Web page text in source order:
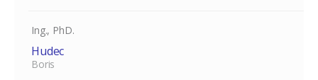
Ing., PhD.
Hudec
Boris